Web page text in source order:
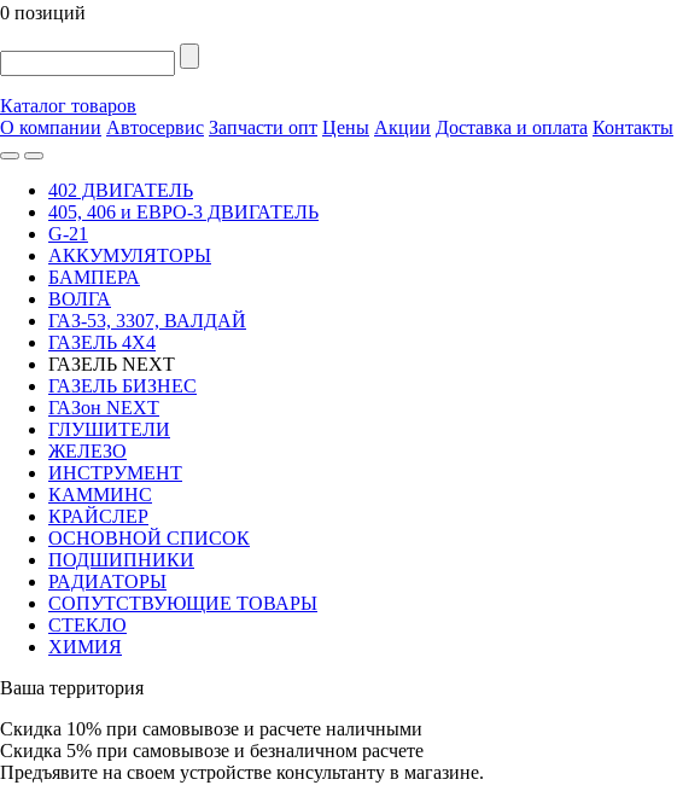
0 позиций
Каталог товаров
О компании Автосервис Запчасти опт Цены Акции Доставка и оплата Контакты
402 ДВИГАТЕЛЬ
405, 406 и ЕВРО-3 ДВИГАТЕЛЬ
G-21
АККУМУЛЯТОРЫ
БАМПЕРА
ВОЛГА
ГАЗ-53, 3307, ВАЛДАЙ
ГАЗЕЛЬ 4Х4
ГАЗЕЛЬ NEXT
ГАЗЕЛЬ БИЗНЕС
ГАЗон NEXT
ГЛУШИТЕЛИ
ЖЕЛЕЗО
ИНСТРУМЕНТ
КАММИНС
КРАЙСЛЕР
ОСНОВНОЙ СПИСОК
ПОДШИПНИКИ
РАДИАТОРЫ
СОПУТСТВУЮЩИЕ ТОВАРЫ
СТЕКЛО
ХИМИЯ
Ваша территория
Скидка 10% при самовывозе и расчете наличными
Скидка 5% при самовывозе и безналичном расчете
Предъявите на своем устройстве консультанту в магазине.